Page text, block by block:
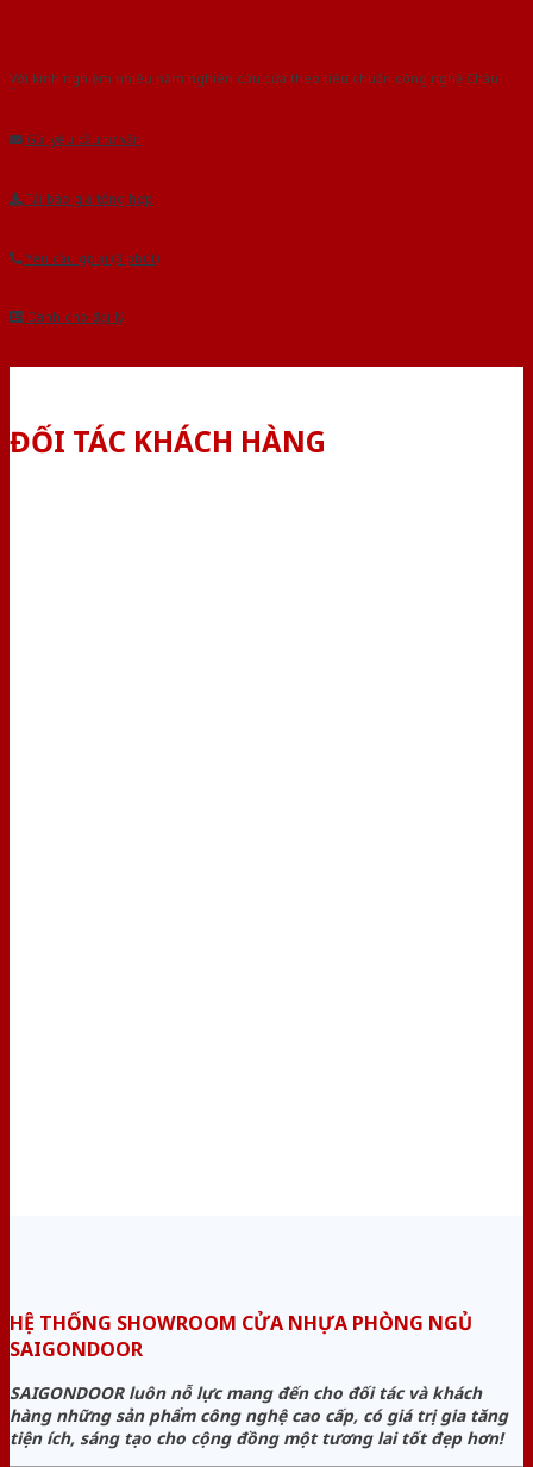
Với kinh nghiệm nhiêu năm nghiên cứu cửa theo tiêu chuẩn công nghệ Châu
Gửi yêu cầu tư vấn
Tải báo giá tổng hợp
Yêu cầu gọi lại (3 phút)
Dành cho đại lý
ĐỐI TÁC KHÁCH HÀNG
HỆ THỐNG SHOWROOM CỬA NHỰA PHÒNG NGỦ
SAIGONDOOR
SAIGONDOOR luôn nỗ lực mang đến cho đối tác và khách
hàng những sản phẩm công nghệ cao cấp, có giá trị gia tăng
tiện ích, sáng tạo cho cộng đồng một tương lai tốt đẹp hơn!